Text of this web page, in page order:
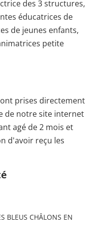
des 3 structures,
éducatrices de
de jeunes enfants,
petite
prises directement
de notre site internet
agé de 2 mois et
d'avoir reçu les
BLEUS CHÂLONS EN